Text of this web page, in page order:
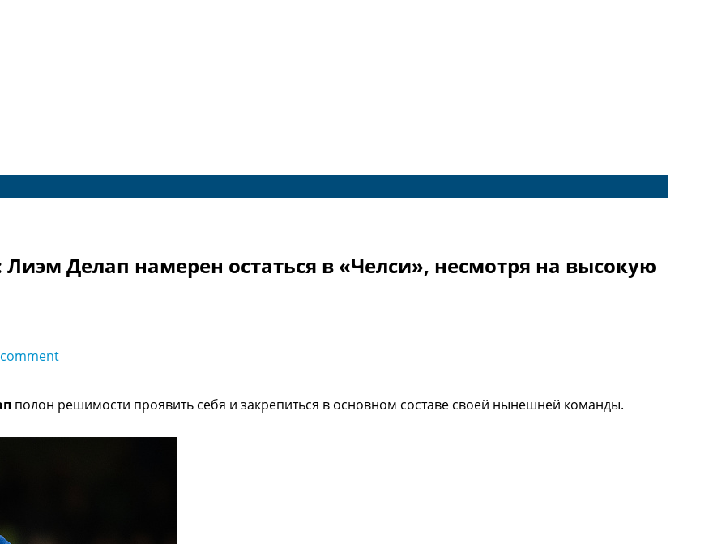
Делап намерен остаться в «Челси», несмотря на высокую
полон решимости проявить себя и закрепиться в основном составе своей нынешней команды.